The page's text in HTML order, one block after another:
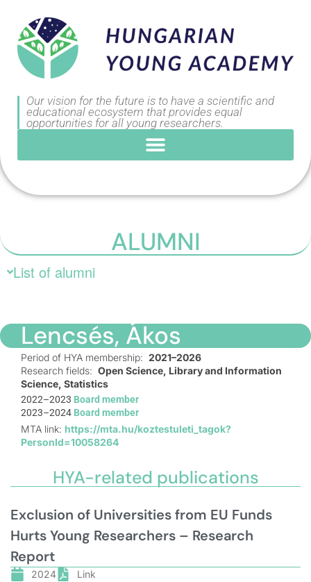
Our vision for the future is to have a scientific and
educational ecosystem that provides equal
opportunities for all young researchers.
ALUMNI
List of alumni
Lencsés, Ákos
Period of HYA membership: 2021–2026
Research fields: Open Science, Library and Information
Science, Statistics
2022–2023 Board member
2023–2024 Board member
MTA link: https://mta.hu/koztestuleti_tagok?
PersonId=10058264
HYA-related publications
Exclusion of Universities from EU Funds
Hurts Young Researchers – Research
Report
2024
Link